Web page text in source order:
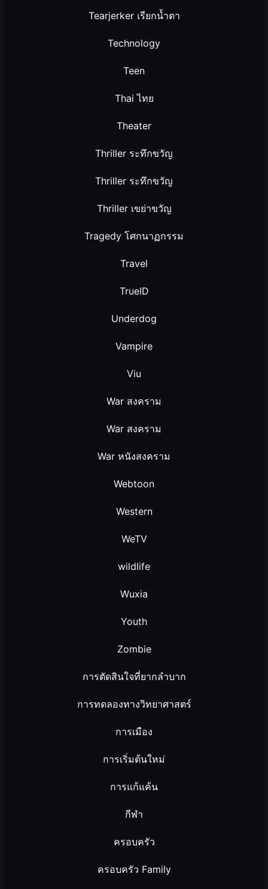
Tearjerker เรียกน้ำตา
Technology
Teen
Thai ไทย
Theater
Thriller ระทึกขวัญ
Thriller ระทึกขวัญ
Thriller เขย่าขวัญ
Tragedy โศกนาฏกรรม
Travel
TrueID
Underdog
Vampire
Viu
War สงคราม
War สงคราม
War หนังสงคราม
Webtoon
Western
WeTV
wildlife
Wuxia
Youth
Zombie
การตัดสินใจที่ยากลำบาก
การทดลองทางวิทยาศาสตร์
การเมือง
การเริ่มต้นใหม่
การแก้แค้น
กีฬา
ครอบครัว
ครอบครัว Family